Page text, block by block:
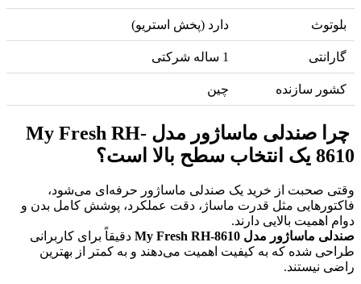
بلوتوث دارد (پخش استریو)
گارانتی 1 ساله شرکتی
کشور سازنده چین
چرا صندلی ماساژور مدل My Fresh RH-
8610 یک انتخاب سطح بالا است؟
وقتی صحبت از خرید یک صندلی ماساژور حرفه‌ای می‌شود،
فاکتورهایی مثل قدرت ماساژ، دقت عملکرد، پوشش کامل بدن و
دوام اهمیت بالایی دارند.
صندلی ماساژور مدل My Fresh RH-8610
دقیقاً برای کاربرانی
طراحی شده که به کیفیت اهمیت می‌دهند و به کمتر از بهترین
راضی نیستند.